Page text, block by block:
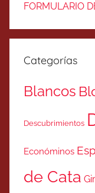
FORMULARIO
Categorías
Blancos
Descubrimientos
Económinos
de Cata